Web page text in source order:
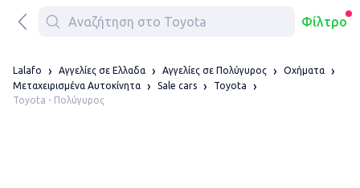
Φίλτρο
Lalafo Αγγελίες σε Ελλαδα Αγγελίες σε Πολύγυρος
Οχήματα
Μεταχειρισμένα Αυτοκίνητα
Sale cars
Toyota
Toyota - Πολύγυρος